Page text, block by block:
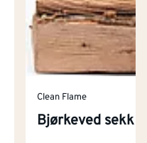
Clean Flame
Bjørkeved sekk